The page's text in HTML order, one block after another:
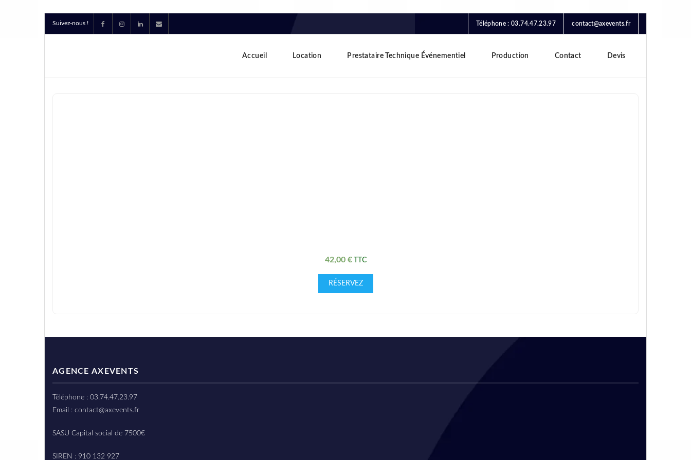
Suivez-nous ! Téléphone : 03.74.47.23.97 contact@axevents.fr
Accueil Location Prestataire Technique Événementiel Production Contact Devis
42,00 €
RÉSERVEZ
AGENCE AXEVENTS
Téléphone : 03.74.47.23.97
Email : contact@axevents.fr
SASU Capital social de 7500€
SIREN : 910 132 927